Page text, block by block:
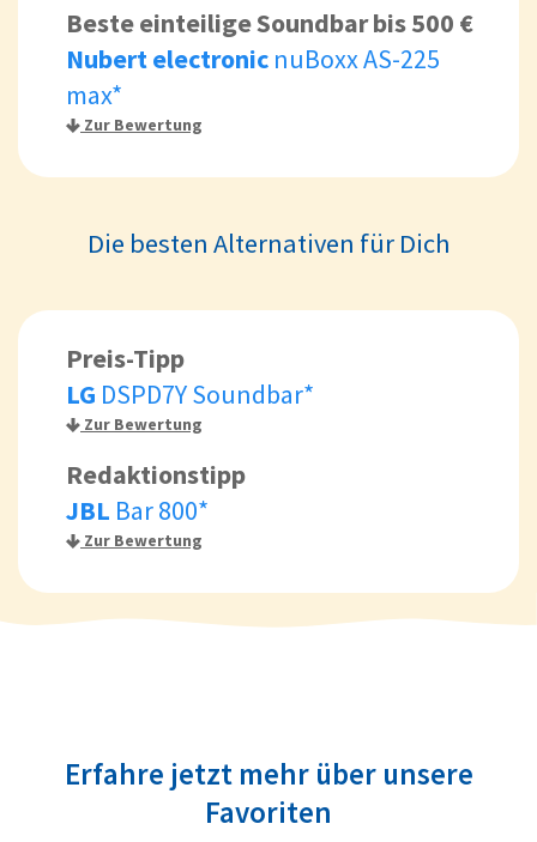
Beste einteilige Soundbar bis 500 €
Nubert electronic nuBoxx AS-225
max*
Zur Bewertung
Die besten Alternativen für Dich
Preis-Tipp
LG DSPD7Y Soundbar*
Zur Bewertung
Redaktionstipp
JBL Bar 800*
Zur Bewertung
Erfahre jetzt mehr über unsere
Favoriten